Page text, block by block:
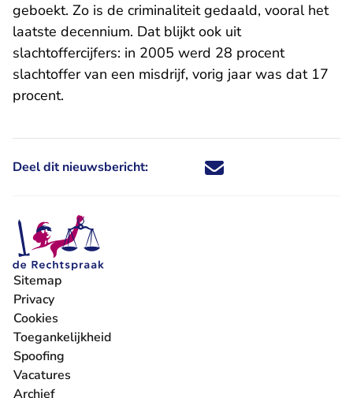
geboekt. Zo is de criminaliteit gedaald, vooral het
laatste decennium. Dat blijkt ook uit
slachtoffercijfers: in 2005 werd 28 procent
slachtoffer van een misdrijf, vorig jaar was dat 17
procent.
Deel dit nieuwsbericht: Deel dit nieuwsbericht via X -
Deel dit nieuwsbericht via
Deel dit nieuwsbericht
Deel dit
Sitemap
Privacy
Cookies
Toegankelijkheid
Spoofing
Vacatures
- U verlaat Rechtspraak.nl
Archief